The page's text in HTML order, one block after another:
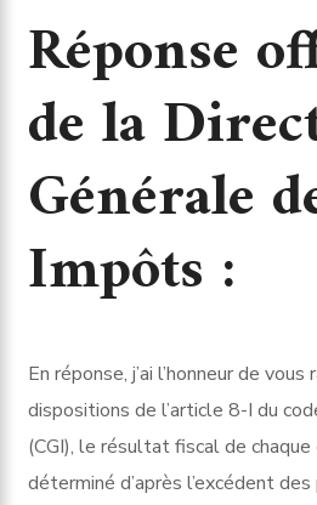
Réponse
de la
Générale
Impôts :
En réponse, j’ai l’honneur de
dispositions de l’article 8-I du
(CGI), le résultat fiscal de
déterminé d’après l’excédent